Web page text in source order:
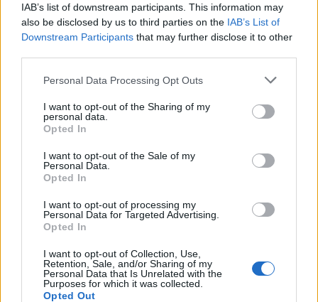
IAB’s list of downstream participants. This information may
also be disclosed by us to third parties on the IAB’s List of
Downstream Participants that may further disclose it to other
Please note that this website/app uses one or more Google
not limited to your visit or usage behaviour. You may click to
grant or deny consent to Google and its third-party tags to
use your data for below specified purposes in below Google
consent section.
Personal Data Processing Opt Outs
I want to opt-out of the Sharing of my
personal data.
Opted In
I want to opt-out of the Sale of my
Personal Data.
Opted In
I want to opt-out of processing my
Personal Data for Targeted Advertising.
Opted In
I want to opt-out of Collection, Use,
Retention, Sale, and/or Sharing of my
Personal Data that Is Unrelated with the
Purposes for which it was collected.
Opted Out
possibilità di completare con successo la domanda
entro la scadenza del25 giugno.
Edoardo Marchesi
Edoardo Marchesi, voce delle notizie di
in via Maqueda e decise di chiedere carte e
nomi: da allora predilige verifiche sul campo.
e custodisce una collezione di vecchie
mappe della città.